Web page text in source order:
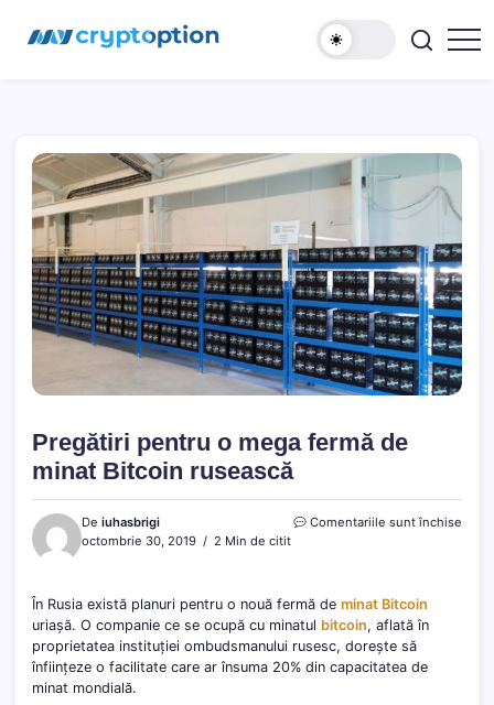
MyCryptOption
Pregătiri pentru o mega fermă de
minat Bitcoin rusească
De iuhasbrigi
octombrie 30, 2019
2 Min de citit
Comentariile sunt închise
În Rusia există planuri pentru o nouă fermă de minat Bitcoin
uriașă. O companie ce se ocupă cu minatul bitcoin, aflată în
proprietatea instituției ombudsmanului rusesc, dorește să
înființeze o facilitate care ar însuma 20% din capacitatea de
minat mondială.